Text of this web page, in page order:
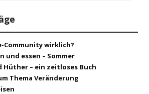
Community wirklich?
und essen – Sommer
Hüther – ein zeitloses Buch
Thema Veränderung